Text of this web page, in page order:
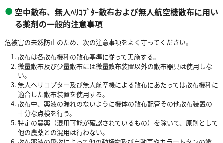
空中散布、無人ﾍﾘｺﾌﾟﾀｰ散布および無人航空機散布に用い
る薬剤の一般的注意事項
危被害の未然防止のため、次の注意事項をよく守ってください。
散布は各散布機種の散布基準に従って実施する。
微量散布及び少量散布には微量散布装置以外の散布器具は使用しな
い。
無人ヘリコプター及び無人航空機による散布にあたっては散布機種に
適合した散布装置を使用する。
散布中、薬液の漏れのないように機体の散布配管その他散布装置の
十分な点検を行う。
特定の農薬（混用可能が確認されているもの）を除いて、原則として
他の農薬との混用は行わない。